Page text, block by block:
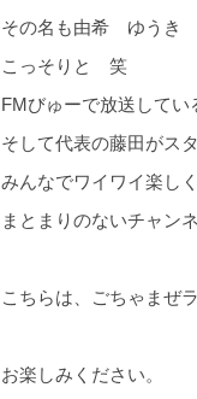
その名も由希 ゆうき
こっそりと 笑
FMびゅーで放送してい
そして代表の藤田がス
みんなでワイワイ楽し
まとまりのないチャン
こちらは、ごちゃまぜ
お楽しみください。